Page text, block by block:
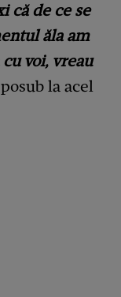
că de ce se
ăla am
voi, vreau
la acel